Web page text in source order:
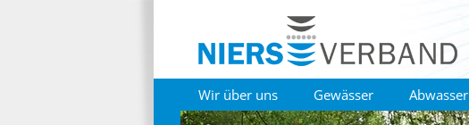
Wir über uns Gewässer Abwasser